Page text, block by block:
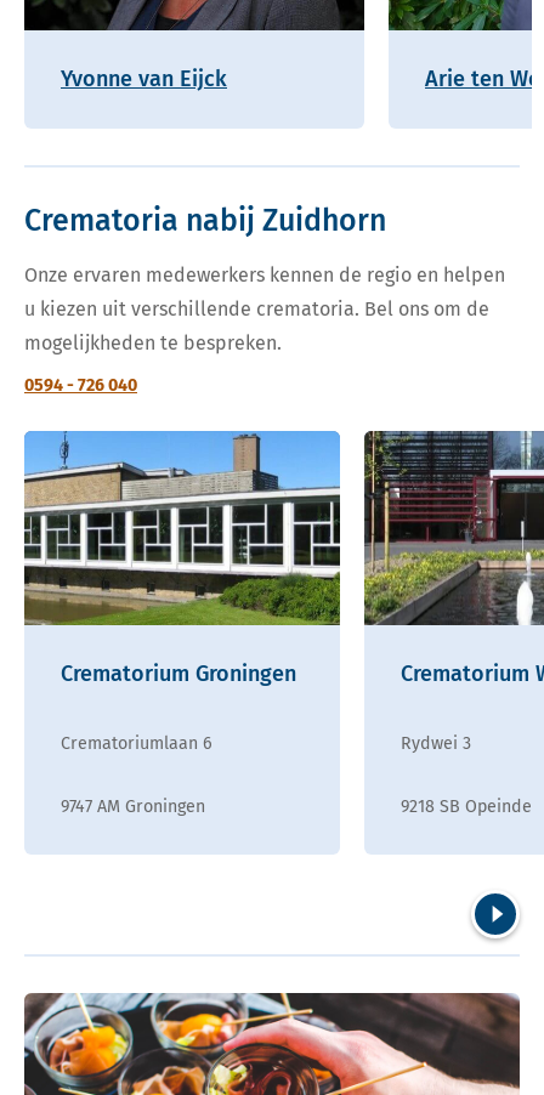
Yvonne van Eijck Arie ten
Crematoria nabij Zuidhorn
Onze ervaren medewerkers kennen de regio en helpen
u kiezen uit verschillende crematoria. Bel ons om de
mogelijkheden te bespreken.
0594 - 726 040
Crematorium Groningen
Crematoriumlaan 6
9747 AM Groningen
Crematorium
Rydwei 3
9218 SB Opeinde